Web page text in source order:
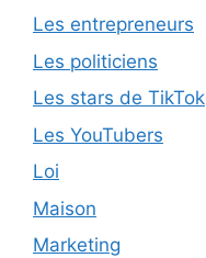
Les entrepreneurs
Les politiciens
Les stars de TikTok
Les YouTubers
Loi
Maison
Marketing